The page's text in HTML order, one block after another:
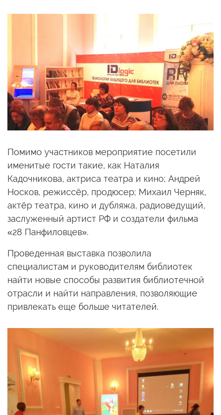
Помимо участников мероприятие посетили
именитые гости такие, как Наталия
Кадочникова, актриса театра и кино; Андрей
Носков, режиссёр, продюсер; Михаил Черняк,
актёр театра, кино и дубляжа, радиоведущий,
заслуженный артист РФ и создатели фильма
«28 Панфиловцев».
Проведенная выставка позволила
специалистам и руководителям библиотек
найти новые способы развития библиотечной
отрасли и найти направления, позволяющие
привлекать еще больше читателей.